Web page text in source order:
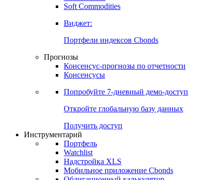
Soft Commodities
Виджет:
Портфели индексов Cbonds
Прогнозы
Консенсус-прогнозы по отчетности
Консенсусы
Попробуйте 7-дневный демо-доступ
Откройте глобальную базу данных
Получить доступ
Инструментарий
Портфель
Watchlist
Надстройка XLS
Мобильное приложение Cbonds